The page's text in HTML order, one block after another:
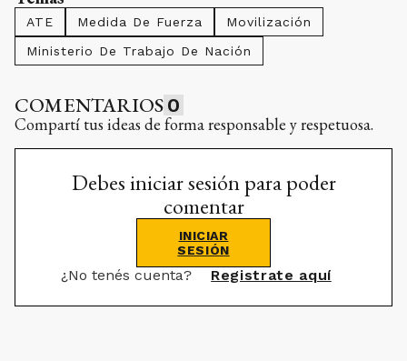
ATE Medida De Fuerza
Movilización
Ministerio De Trabajo De Nación
COMENTARIOS 0
Compartí tus ideas de forma responsable y respetuosa.
Debes iniciar sesión para poder
comentar
INICIAR
SESIÓN
¿No tenés cuenta? Registrate aquí